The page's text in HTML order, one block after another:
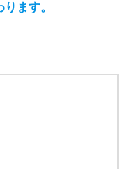
ます。